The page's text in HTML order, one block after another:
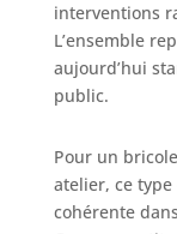
interventions
L’ensemble
aujourd’hui
public.
Pour un
atelier, ce
cohérente